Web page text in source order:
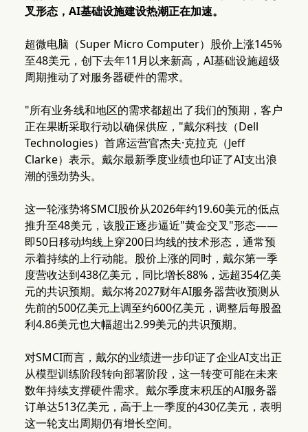
叉形态，AI基础设施建设热潮正在加速。
超微电脑（Super Micro Computer）股价上涨145%
至48美元，创下去年11月以来新高，AI基础设施超级
周期推动了对服务器硬件的需求。
"所有业务线和地区的需求都超出了我们的预期，客户
正在果断采取行动以确保供应，"戴尔科技（Dell
Technologies）首席运营官杰夫·克拉克（Jeff
Clarke）表示。戴尔最新季度业绩也印证了AI支出浪
潮的强劲势头。
这一轮涨势将SMCI股价从2026年约19.60美元的低点
推升至48美元，该股正逐步逼近"黄金交叉"形态——
即50日移动均线上穿200日均线的技术形态，通常预
示着持续的上行动能。股价上涨的同时，戴尔第一季
度营收达到438亿美元，同比增长88%，远超354亿美
元的共识预期。戴尔将2027财年AI服务器营收预测从
先前的500亿美元上调至约600亿美元，调整后每股盈
利4.86美元也大幅超出2.99美元的共识预期。
对SMCI而言，戴尔的业绩进一步印证了企业AI支出正
从模型训练阶段转向部署阶段，这一转变可能在未来
数年持续支撑硬件需求。戴尔季度末积压的AI服务器
订单达513亿美元，高于上一季度的430亿美元，表明
这一轮支出周期仍有增长空间。